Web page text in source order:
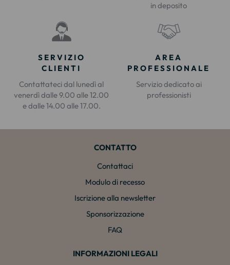
in deposito
SERVIZIO
CLIENTI
Contattateci dal lunedì al
venerdì dalle 9.00 alle 12.00
e dalle 14.00 alle 17.00.
AREA
PROFESSIONALE
Servizio dedicato ai
professionisti
CONTATTO
Contattaci
Modulo di recesso
Iscrizione alla newsletter
Sponsorizzazione
FAQ
INFORMAZIONI LEGALI